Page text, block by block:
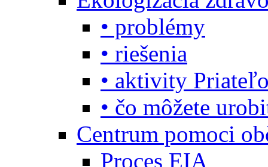
• problémy
• riešenia
• aktivity
• čo môžete
Centrum pomoci
Proces EIA